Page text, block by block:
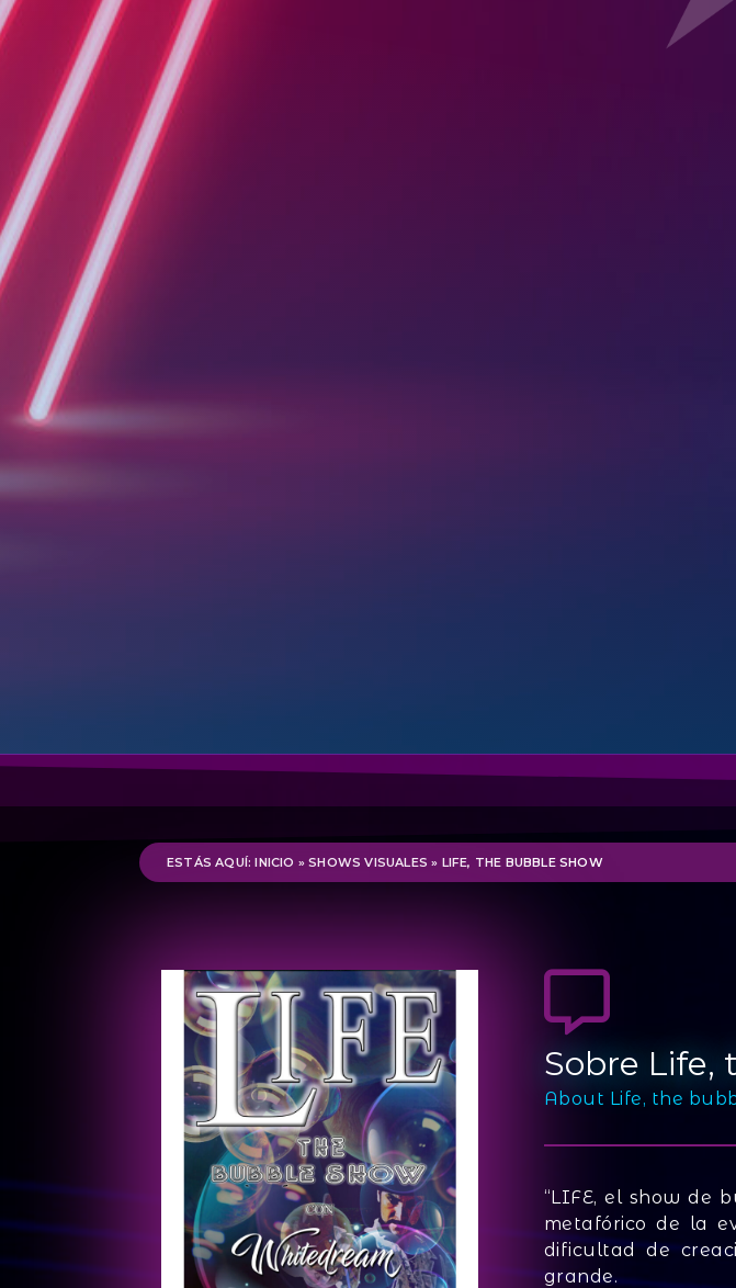
ESTÁS AQUÍ: INICIO »SHOWS VISUALES » LIFE, THE BUBBLE SHOW
Sobre Life,
About Life, the
“LIFE, el show de
metafórico de la
dificultad de
grande.